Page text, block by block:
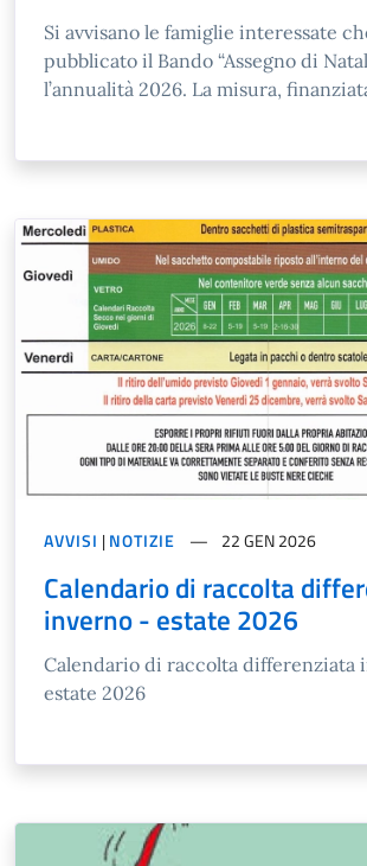
Si avvisano le famiglie interessate
pubblicato il Bando “Assegno di
l’annualità 2026. La misura,
AVVISI |NOTIZIE 22 GEN 2026
Calendario di raccolta
inverno - estate 2026
Calendario di raccolta differenziata
estate 2026